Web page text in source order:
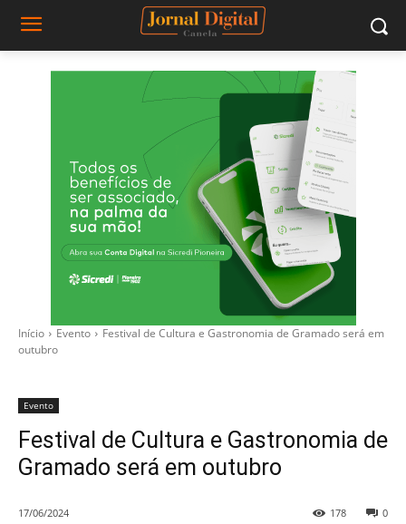
Início Evento
Festival de Cultura e Gastronomia de Gramado será em
outubro
Evento
Festival de Cultura e Gastronomia de
Gramado será em outubro
17/06/2024 0
178